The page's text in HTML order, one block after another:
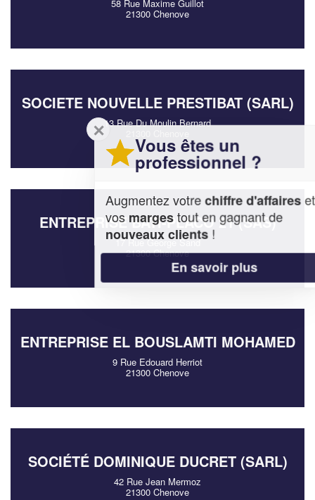
58 Rue Maxime Guillot
21300 Chenove
SOCIETE NOUVELLE PRESTIBAT (SARL)
13 Rue Du Moulin Bernard
ENTREPRISE BATI-PLACO 21 (SAS)
17 Rue George Sand
21300 Chenove
ENTREPRISE EL BOUSLAMTI MOHAMED
9 Rue Edouard Herriot
21300 Chenove
SOCIÉTÉ DOMINIQUE DUCRET (SARL)
42 Rue Jean Mermoz
21300 Chenove
Vous êtes un
professionnel ?
Augmentez votrechiffre d'affaireset
vosmargestout en gagnant de
nouveaux clients!
En savoir plus